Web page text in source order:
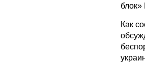
Как